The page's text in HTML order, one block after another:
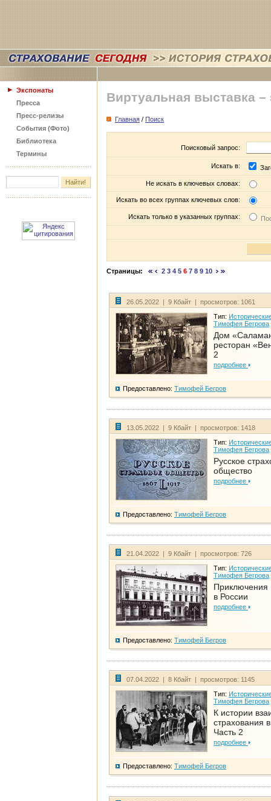
Экспонаты
Пресса
Пресс-релизы
События (Фото)
Библиотека
Термины
Виртуальная выставка –
Главная / Поиск
Поисковый запрос:
Искать в:
Не искать в ключевых словах:
Искать во всех группах ключевых слов:
Искать только в указанных группах:
Страницы: 2 3 4 5 6 7 8 9 10
26.05.2022 | 9 Кбайт | просмотров: 1061
Тип:
Тимофея Бегрова
Дом
ресторан
2
подробнее
Предоставлено: Тимофей Бегров
13.05.2022 | 9 Кбайт | просмотров: 1418
Тип:
Тимофея Бегрова
Русское
общество
подробнее
Предоставлено: Тимофей Бегров
21.04.2022 | 9 Кбайт | просмотров: 726
Тип:
Тимофея Бегрова
Приключения
в России
подробнее
Предоставлено: Тимофей Бегров
07.04.2022 | 8 Кбайт | просмотров: 1145
Тип:
Тимофея Бегрова
К истории
страхования
Часть 2
подробнее
Предоставлено: Тимофей Бегров